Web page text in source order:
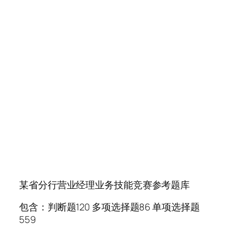
某省分行营业经理业务技能竞赛参考题库
包含：判断题120 多项选择题86 单项选择题
559